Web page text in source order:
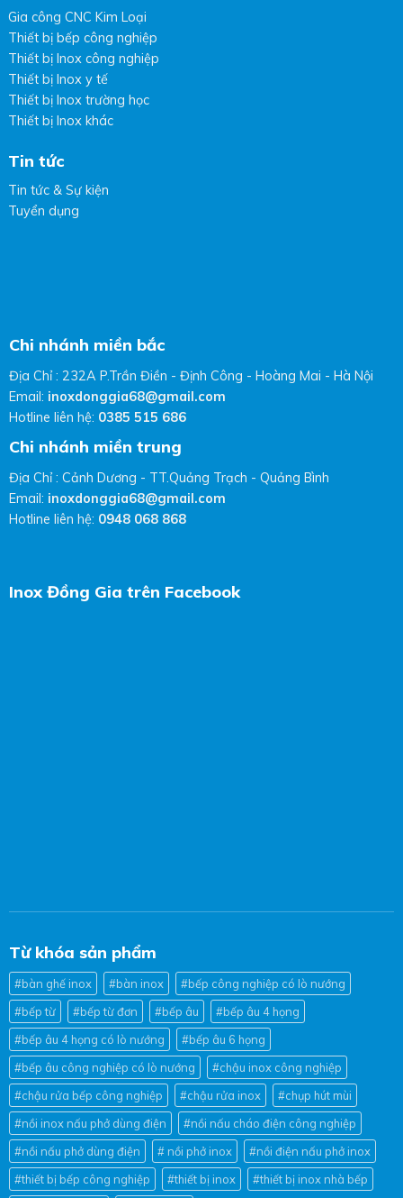
Gia công CNC Kim Loại
Thiết bị bếp công nghiệp
Thiết bị Inox công nghiệp
Thiết bị Inox y tế
Thiết bị Inox trường học
Thiết bị Inox khác
Tin tức
Tin tức & Sự kiện
Tuyển dụng
Chi nhánh miền bắc
Địa Chỉ : 232A P.Trần Điền - Định Công - Hoàng Mai - Hà Nội
Email: inoxdonggia68@gmail.com
Hotline liên hệ: 0385 515 686
Chi nhánh miền trung
Địa Chỉ : Cảnh Dương - TT.Quảng Trạch - Quảng Bình
Email: inoxdonggia68@gmail.com
Hotline liên hệ: 0948 068 868
Inox Đồng Gia trên Facebook
Từ khóa sản phẩm
#bàn ghế inox #bàn inox
#bếp công nghiệp có lò nướng
#bếp từ
#bếp từ đơn #bếp âu
#bếp âu 4 họng
#bếp âu 4 họng có lò nướng
#bếp âu 6 họng
#bếp âu công nghiệp có lò nướng
#chậu inox công nghiệp
#chậu rửa bếp công nghiệp
#chậu rửa inox
#chụp hút mùi
#nồi inox nấu phở dùng điện
#nồi nấu cháo điện công nghiệp
#nồi nấu phở dùng điện
# nồi phở inox
#nồi điện nấu phở inox
#thiết bị bếp công nghiệp
#thiết bị inox #thiết bị inox nhà bếp